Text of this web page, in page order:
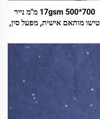
17gsm 500*700 מ"מ נייר
טישו מותאם אישית, מפעל סין,
מתנות, בגדים, מוצרי מזון, נייר